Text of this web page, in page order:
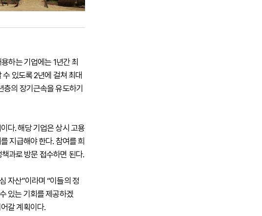
하는 기업에는 1년간 최
있도록 2년에 걸쳐 최대
의 장기근속을 유도하기
다. 해당 기업은 상시 고용
지급해야 한다. 참여를 희
과로 방문 접수하면 된다.
자산”이라며 “이들의 정
있는 기회를 제공하겠
갈 계획이다.